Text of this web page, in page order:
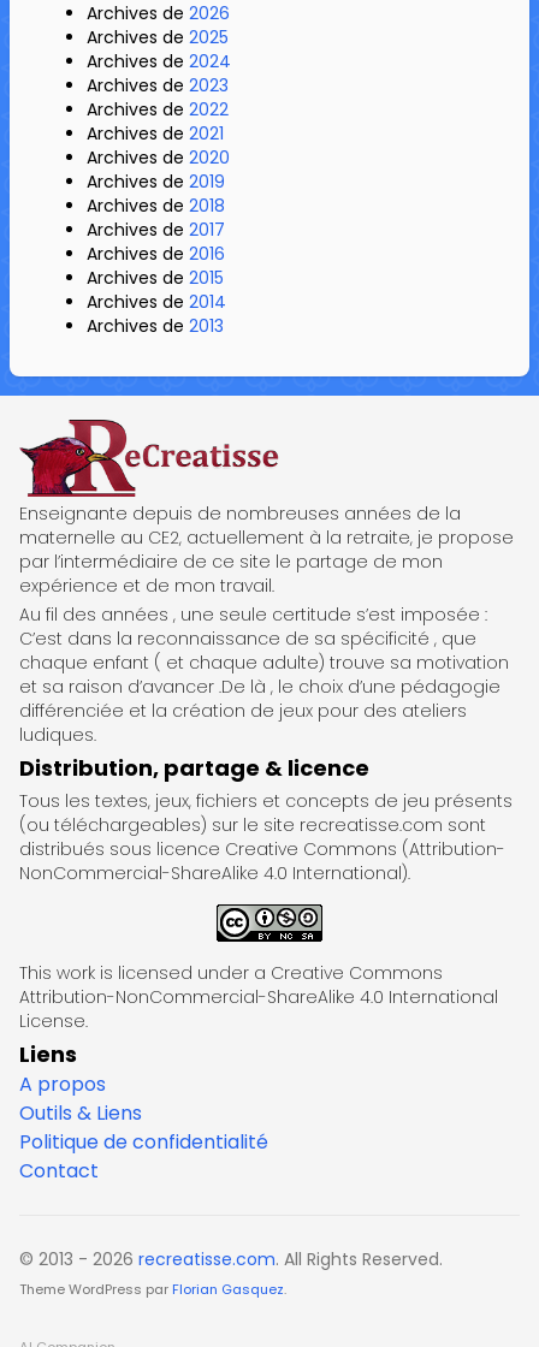
Archives de 2026
Archives de 2025
Archives de 2024
Archives de 2023
Archives de 2022
Archives de 2021
Archives de 2020
Archives de 2019
Archives de 2018
Archives de 2017
Archives de 2016
Archives de 2015
Archives de 2014
Archives de 2013
ReCreatisse
Enseignante depuis de nombreuses années de la
maternelle au CE2, actuellement à la retraite, je propose
par l’intermédiaire de ce site le partage de mon
expérience et de mon travail.
Au fil des années , une seule certitude s’est imposée :
C’est dans la reconnaissance de sa spécificité , que
chaque enfant ( et chaque adulte) trouve sa motivation
et sa raison d’avancer .De là , le choix d’une pédagogie
différenciée et la création de jeux pour des ateliers
ludiques.
Distribution, partage & licence
Tous les textes, jeux, fichiers et concepts de jeu présents
(ou téléchargeables) sur le site recreatisse.com sont
distribués sous licence Creative Commons (Attribution-
NonCommercial-ShareAlike 4.0 International).
This work is licensed under a Creative Commons
Attribution-NonCommercial-ShareAlike 4.0 International
License.
Liens
A propos
Outils & Liens
Politique de confidentialité
Contact
© 2013 - 2026 recreatisse.com. All Rights Reserved.
Theme WordPress par Florian Gasquez.